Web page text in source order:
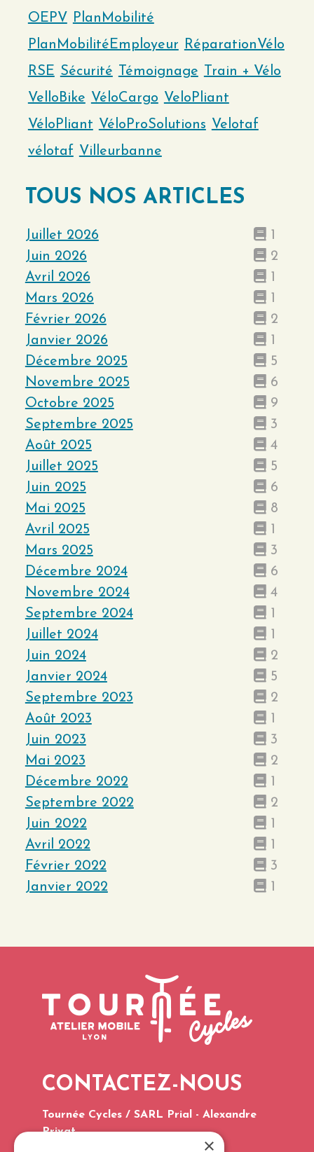
OEPV PlanMobilité
PlanMobilitéEmployeur RéparationVélo
RSE Sécurité Témoignage
Train + Vélo
VelloBike VéloCargo VeloPliant
VéloPliant VéloProSolutions Velotaf
vélotaf Villeurbanne
TOUS NOS ARTICLES
Juillet 2026
1
Juin 2026
2
Avril 2026
1
Mars 2026
1
Février 2026
2
Janvier 2026
1
Décembre 2025
5
Novembre 2025
6
Octobre 2025
9
Septembre 2025
3
Août 2025
4
Juillet 2025
5
Juin 2025
6
Mai 2025
8
Avril 2025
1
Mars 2025
3
Décembre 2024
6
Novembre 2024
4
Septembre 2024
1
Juillet 2024
1
Juin 2024
2
Janvier 2024
5
Septembre 2023
2
Août 2023
1
Juin 2023
3
Mai 2023
2
Décembre 2022
1
Septembre 2022
2
Juin 2022
1
Avril 2022
1
Février 2022
3
Janvier 2022
1
CONTACTEZ-NOUS
Tournée Cycles / SARL Prial - Alexandre
Privat
×